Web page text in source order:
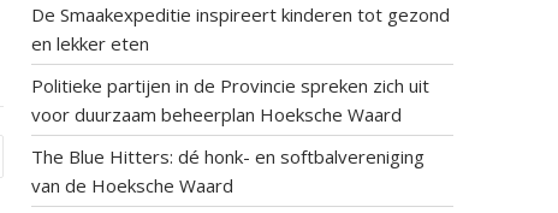
De Smaakexpeditie inspireert kinderen tot gezond
en lekker eten
Politieke partijen in de Provincie spreken zich uit
voor duurzaam beheerplan Hoeksche Waard
The Blue Hitters: dé honk- en softbalvereniging
van de Hoeksche Waard